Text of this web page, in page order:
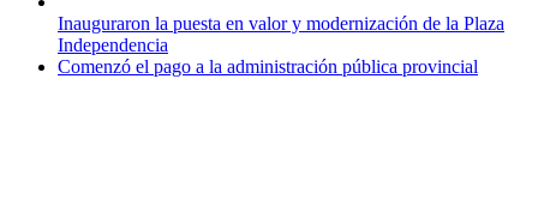
Inauguraron la puesta en valor y modernización de la Plaza
Independencia
Comenzó el pago a la administración pública provincial